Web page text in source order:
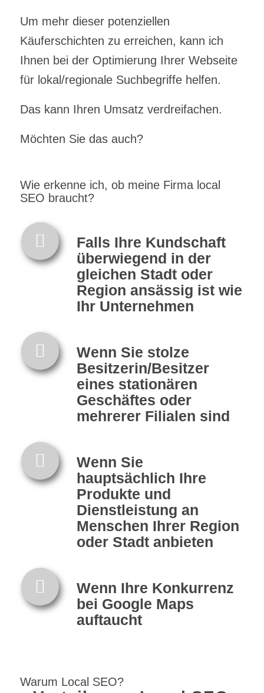
Um mehr dieser potenziellen
Käuferschichten zu erreichen, kann ich
Ihnen bei der Optimierung Ihrer Webseite
für lokal/regionale Suchbegriffe helfen.
Das kann Ihren Umsatz verdreifachen.
Möchten Sie das auch?
Wie erkenne ich, ob meine Firma local
SEO braucht?
Falls Ihre Kundschaft
überwiegend in der
gleichen Stadt oder
Region ansässig ist wie
Ihr Unternehmen
Wenn Sie stolze
Besitzerin/Besitzer
eines stationären
Geschäftes oder
mehrerer Filialen sind
Wenn Sie
hauptsächlich Ihre
Produkte und
Dienstleistung an
Menschen Ihrer Region
oder Stadt anbieten
Wenn Ihre Konkurrenz
bei Google Maps
auftaucht
Warum Local SEO?